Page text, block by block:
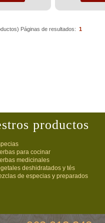
Páginas de resultados:1
productos
para cocinar
medicinales
deshidratados y tés
de especias y preparados